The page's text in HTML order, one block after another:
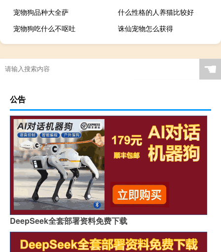
宠物狗品种大全萨
什么性格的人养猫比较好
宠物狗吃什么不呕吐
诛仙宠物怎么获得
☚
公告
DeepSeek全套部署资料免费下载